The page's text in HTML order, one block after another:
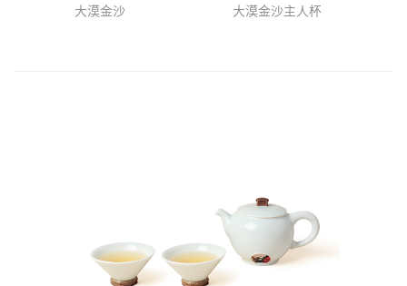
大漠金沙 大漠金沙主人杯